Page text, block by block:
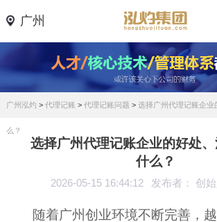
广州
广州泓灼 > 代理记账 > 代理记账问题 > 选择广州代理记账企
么？
选择广州代理记账企业的好处
什么？
2026-05-15 16:44:12 发布者： 创始
随着广州创业环境不断完善，